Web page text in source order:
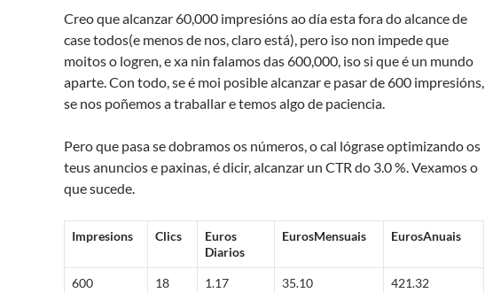
Creo que alcanzar 60,000 impresións ao día esta fora do alcance de
case todos(e menos de nos, claro está), pero iso non impede que
moitos o logren, e xa nin falamos das 600,000, iso si que é un mundo
aparte. Con todo, se é moi posible alcanzar e pasar de 600 impresións,
se nos poñemos a traballar e temos algo de paciencia.
Pero que pasa se dobramos os números, o cal lógrase optimizando os
teus anuncios e paxinas, é dicir, alcanzar un CTR do 3.0 %. Vexamos o
que sucede.
Impresions Clics
Euros
Diarios
EurosMensuais EurosAnuais
600 18 1.17 35.10 421.32